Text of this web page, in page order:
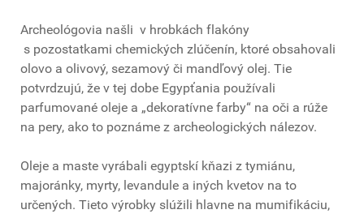
Archeológovia našli v hrobkách flakóny
s pozostatkami chemických zlúčenín, ktoré obsahovali
olovo a olivový, sezamový či mandľový olej. Tie
potvrdzujú, že v tej dobe Egypťania používali
parfumované oleje a „dekoratívne farby“ na oči a rúže
na pery, ako to poznáme z archeologických nálezov.
Oleje a maste vyrábali egyptskí kňazi z tymiánu,
majoránky, myrty, levandule a iných kvetov na to
určených. Tieto výrobky slúžili hlavne na mumifikáciu,